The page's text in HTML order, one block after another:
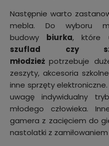
Następnie warto
mebla. Do wyboru
budowy biurka, które
szuflad czy
młodzieżpotrzebuje
zeszyty, akcesoria
inne sprzęty
uwagę indywidualny
młodego człowieka.
gamera z zacięciem do
nastolatki z